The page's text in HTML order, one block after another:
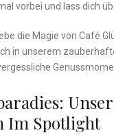
vorbei und lass dich
die Magie von Café
in unserem
Im Spotlight